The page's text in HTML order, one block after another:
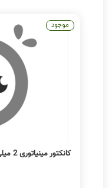
موجود